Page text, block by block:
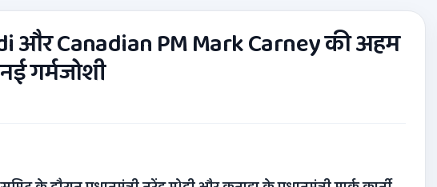
और Canadian PM Mark Carney की अहम
गर्मजोशी